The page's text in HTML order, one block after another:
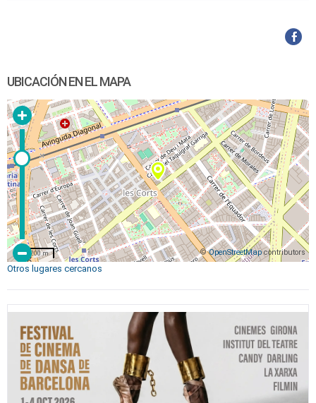
UBICACIÓN EN EL MAPA
©OpenStreetMapcontributors
200 m
Otros lugares cercanos